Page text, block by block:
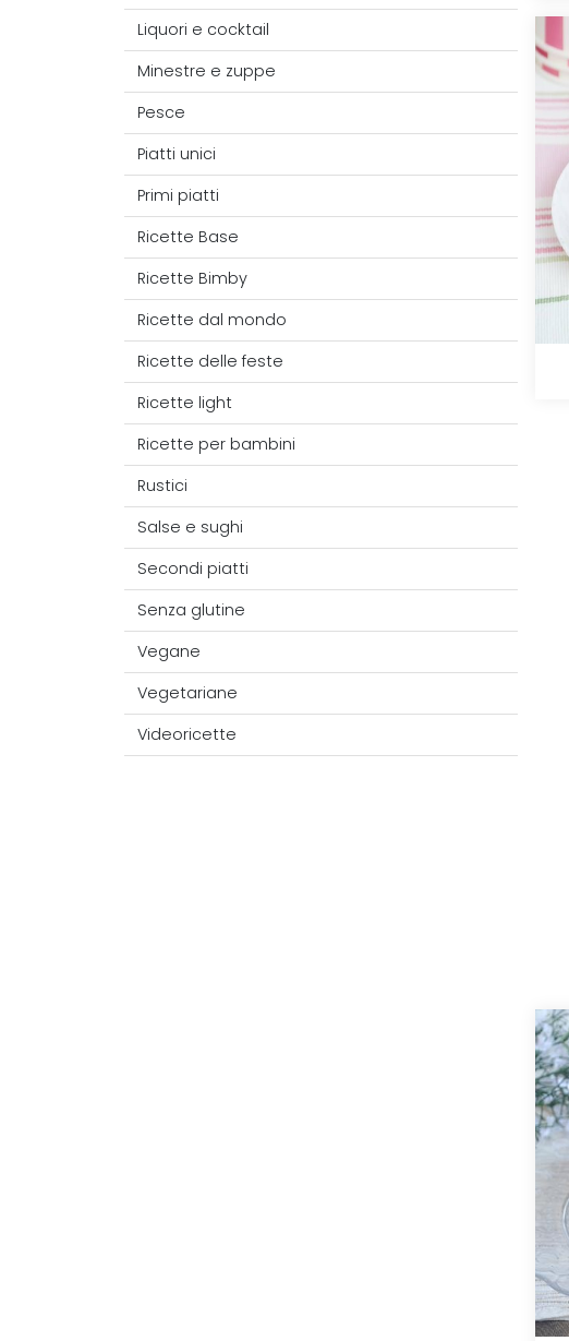
Liquori e cocktail
Minestre e zuppe
Pesce
Piatti unici
Primi piatti
Ricette Base
Ricette Bimby
Ricette dal mondo
Ricette delle feste
Ricette light
Ricette per bambini
Rustici
Salse e sughi
Secondi piatti
Senza glutine
Vegane
Vegetariane
Videoricette